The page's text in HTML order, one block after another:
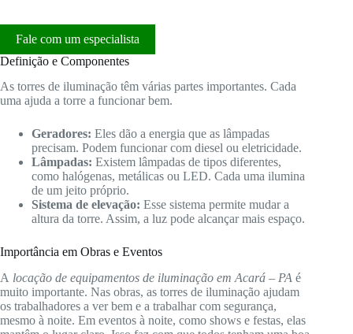
Fale com um especialista
Definição e Componentes
As torres de iluminação têm várias partes importantes. Cada
uma ajuda a torre a funcionar bem.
Geradores: Eles dão a energia que as lâmpadas
precisam. Podem funcionar com diesel ou eletricidade.
Lâmpadas: Existem lâmpadas de tipos diferentes,
como halógenas, metálicas ou LED. Cada uma ilumina
de um jeito próprio.
Sistema de elevação: Esse sistema permite mudar a
altura da torre. Assim, a luz pode alcançar mais espaço.
Importância em Obras e Eventos
A locação de equipamentos de iluminação em Acará – PA é
muito importante. Nas obras, as torres de iluminação ajudam
os trabalhadores a ver bem e a trabalhar com segurança,
mesmo à noite. Em eventos à noite, como shows e festas, elas